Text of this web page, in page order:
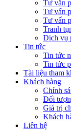
Tư vấn
Tư vấn
Tư vấn
Tranh
Dịch vụ
Tin tức
Tin tức
Tin tức
Tài liệu tham
Khách hàng
Chính
Đối
Giá trị
Khách
Liên hệ